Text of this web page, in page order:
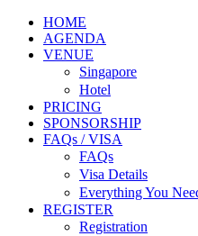
HOME
AGENDA
VENUE
Singapore
Hotel
PRICING
SPONSORSHIP
FAQs / VISA
FAQs
Visa Details
Everything You
REGISTER
Registration